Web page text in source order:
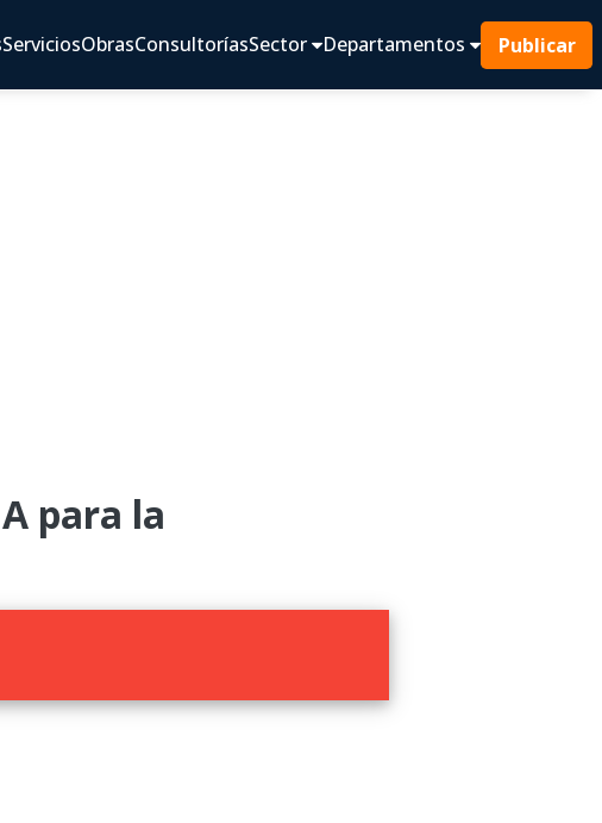
ServiciosObrasConsultoríasSector Departamentos Publicar
para la